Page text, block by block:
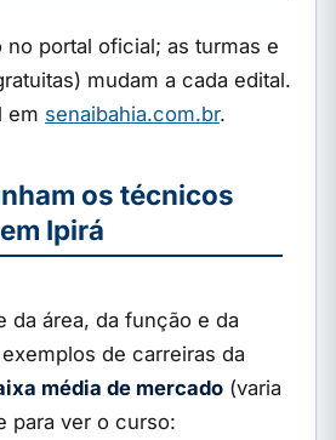
portal oficial; as turmas e
mudam a cada edital.
em senaibahia.com.br.
os técnicos
Ipirá
da área, da função e da
de carreiras da
média de mercado (varia
para ver o curso: